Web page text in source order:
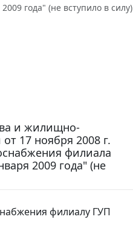
года" (не вступило в силу)
и жилищно-
17 ноября 2008 г.
филиала
2009 года" (не
филиалу ГУП